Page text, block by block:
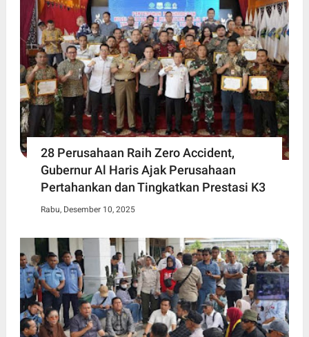
28 Perusahaan Raih Zero Accident,
Gubernur Al Haris Ajak Perusahaan
Pertahankan dan Tingkatkan Prestasi K3
Rabu, Desember 10, 2025